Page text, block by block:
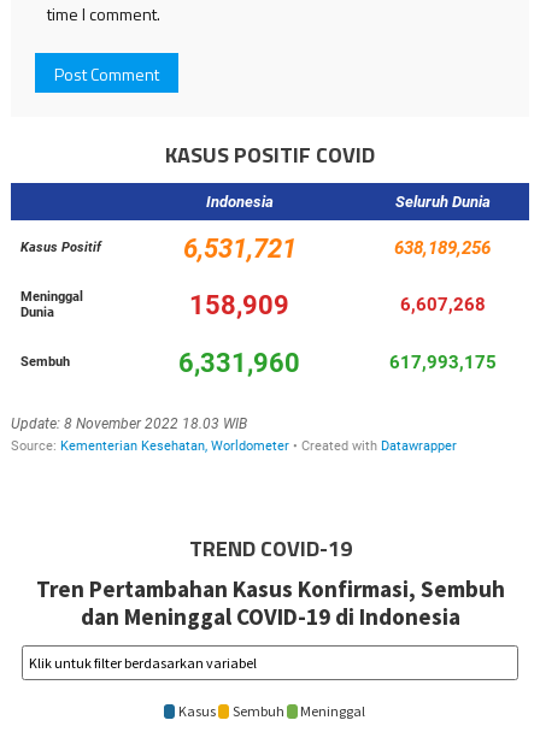
time I comment.
KASUS POSITIF COVID
TREND COVID-19